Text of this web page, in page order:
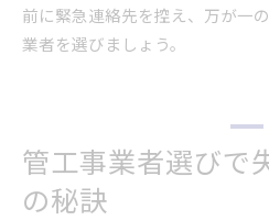
前に緊急連絡先を控え、万が一
業者を選びましょう。
管工事業者選びで
の秘訣